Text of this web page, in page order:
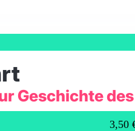
Geschichte
3,50